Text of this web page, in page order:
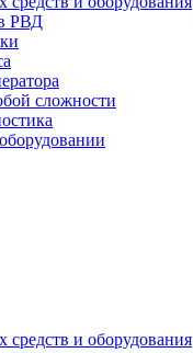
РВД
сложности
и оборудования